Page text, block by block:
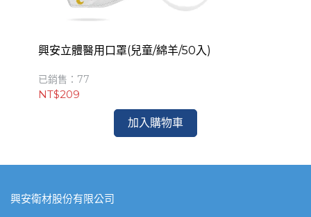
興安立體醫用口罩(兒童/綿羊/50入)
已銷售：77
NT$209
加入購物車
興安衛材股份有限公司